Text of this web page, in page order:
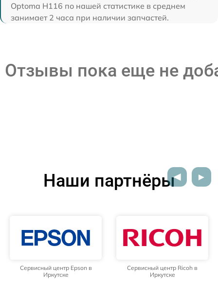
Optoma H116 по нашей статистике в среднем
занимает 2 часа при наличии запчастей.
Отзывы пока еще не
Наши партнёры
Сервисный центр Epson в
Иркутске
Сервисный центр Ricoh в
Иркутске